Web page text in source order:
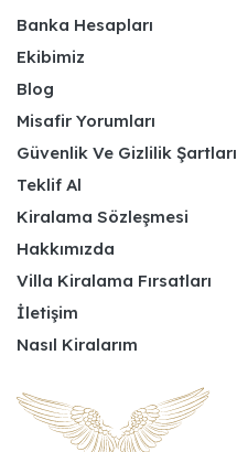
Banka Hesapları
Ekibimiz
Blog
Misafir Yorumları
Güvenlik Ve Gizlilik Şartları
Teklif Al
Kiralama Sözleşmesi
Hakkımızda
Villa Kiralama Fırsatları
İletişim
Nasıl Kiralarım